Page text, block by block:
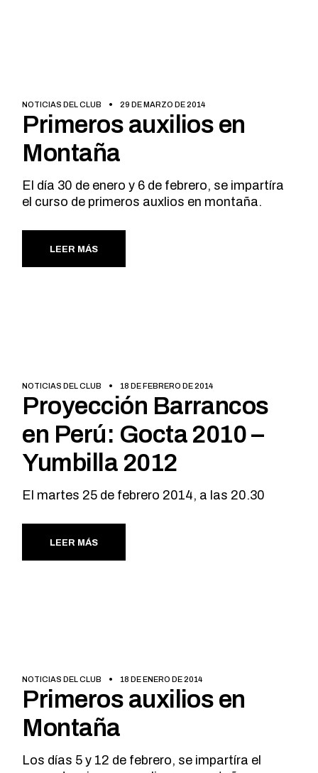
NOTICIAS DEL CLUB 29 DE MARZO DE 2014
Primeros auxilios en
Montaña
El día 30 de enero y 6 de febrero, se impartíra
el curso de primeros auxlios en montaña.
LEER MÁS
NOTICIAS DEL CLUB 18 DE FEBRERO DE 2014
Proyección Barrancos
en Perú: Gocta 2010 –
Yumbilla 2012
El martes 25 de febrero 2014, a las 20.30
LEER MÁS
NOTICIAS DEL CLUB 18 DE ENERO DE 2014
Primeros auxilios en
Montaña
Los días 5 y 12 de febrero, se impartíra el